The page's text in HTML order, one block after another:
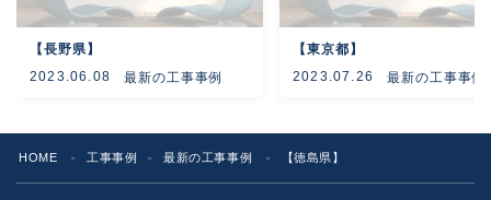
よくあるご質問
【長野県】
2023.06.08 最新の工事事例
【東京都】
2023.07.26 最新の工事事例
HOME ＞ 工事事例 ＞ 最新の工事事例 ＞ 【徳島県】